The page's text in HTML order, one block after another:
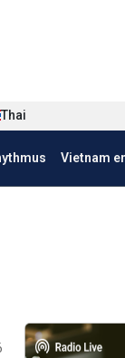
Thai
Vietnam